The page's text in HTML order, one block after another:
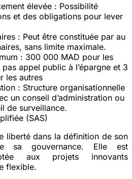
élevée : Possibilité
et des obligations pour lever
: Peut être constituée par au
sans limite maximale.
: 300 000 MAD pour les
appel public à l’épargne et 3
les autres
: Structure organisationnelle
un conseil d’administration ou
de surveillance.
(SAS)
liberté dans la définition de son
sa gouvernance. Elle est
aux projets innovants
flexible.